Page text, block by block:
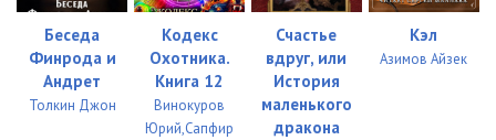
Беседа
Финрода и
Андрет
Толкин Джон
Кодекс
Охотника.
Книга 12
Винокуров
Юрий,Сапфир
Счастье
вдруг, или
История
маленького
дракона
Кэл
Азимов Айзек